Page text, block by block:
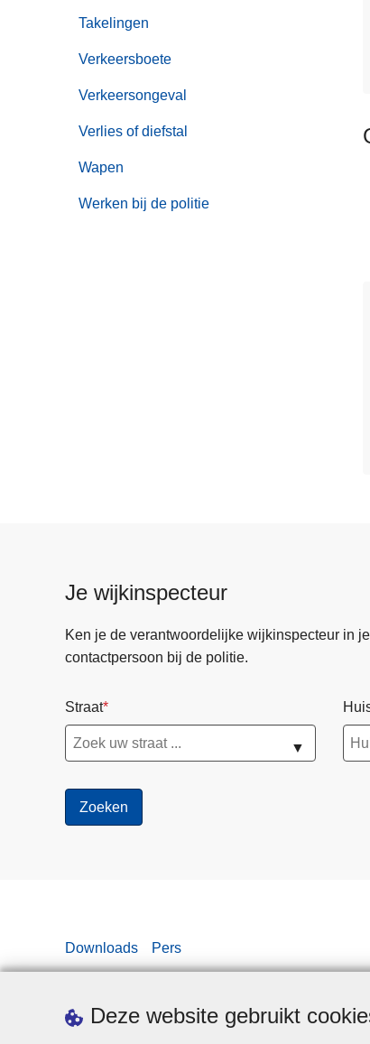
Deze website gebruikt
Takelingen
Verkeersboete
Verkeersongeval
Verlies of diefstal
Wapen
Werken bij de politie
Je wijkinspecteur
Ken je de verantwoordelijke wijkinspecteur in
contactpersoon bij de politie.
Straat
▼
Downloads Pers